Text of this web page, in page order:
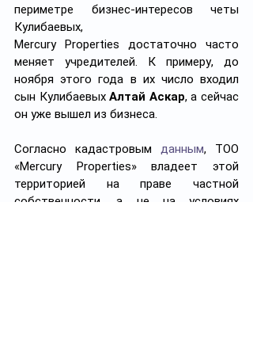
периметре бизнес-интересов четы
Кулибаевых,
Mercury Properties достаточно часто
меняет учредителей. К примеру, до
ноября этого года в их число входил
сын Кулибаевых Алтай Аскар, а сейчас
он уже вышел из бизнеса.
Согласно кадастровым данным, ТОО
«Mercury Properties» владеет этой
территорией на праве частной
собственности, а не на условиях